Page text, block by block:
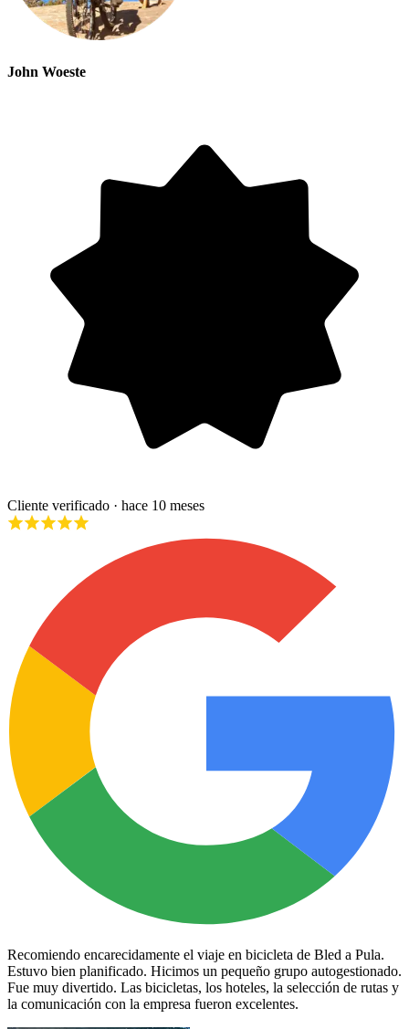
John Woeste
Cliente verificado · hace 10 meses
Recomiendo encarecidamente el viaje en bicicleta de Bled a Pula.
Estuvo bien planificado. Hicimos un pequeño grupo autogestionado.
Fue muy divertido. Las bicicletas, los hoteles, la selección de rutas y
la comunicación con la empresa fueron excelentes.